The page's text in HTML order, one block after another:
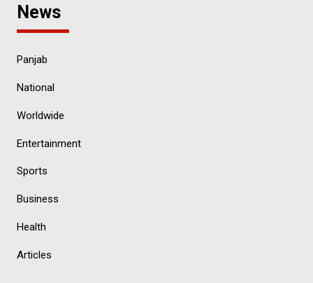
News
Panjab
National
Worldwide
Entertainment
Sports
Business
Health
Articles